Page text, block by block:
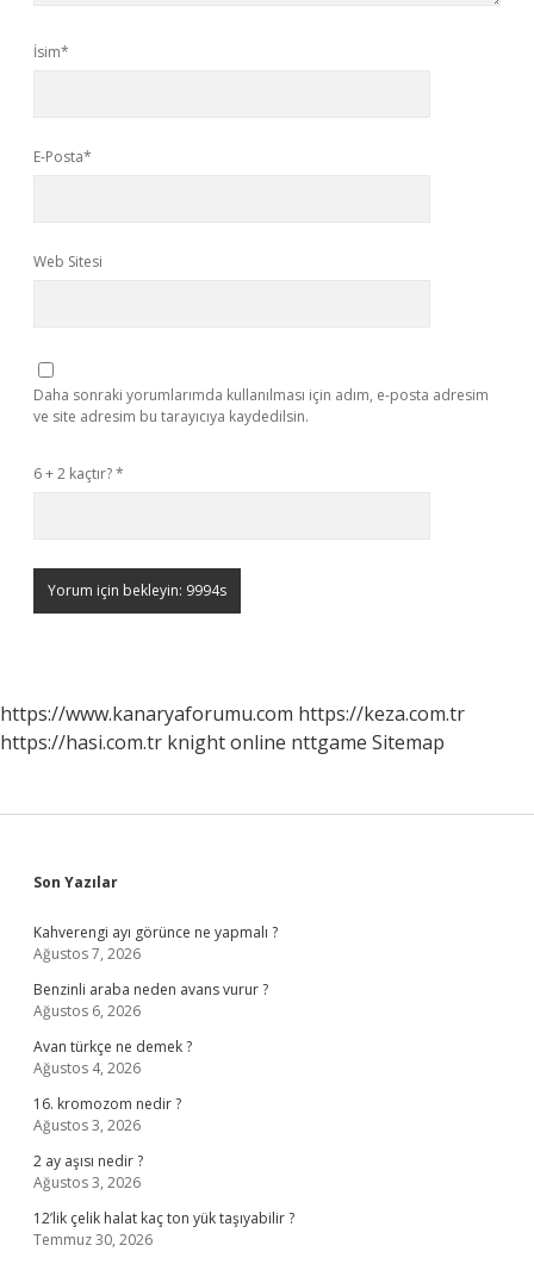
İsim*
E-Posta*
Web Sitesi
Daha sonraki yorumlarımda kullanılması için adım, e-posta adresim
ve site adresim bu tarayıcıya kaydedilsin.
6 + 2 kaçtır?*
https://www.kanaryaforumu.com https://keza.com.tr
https://hasi.com.tr knight online nttgame Sitemap
Sidebar
Son Yazılar
Kahverengi ayı görünce ne yapmalı ?
Ağustos 7, 2026
Benzinli araba neden avans vurur ?
Ağustos 6, 2026
Avan türkçe ne demek ?
Ağustos 4, 2026
16. kromozom nedir ?
Ağustos 3, 2026
2 ay aşısı nedir ?
Ağustos 3, 2026
12’lik çelik halat kaç ton yük taşıyabilir ?
Temmuz 30, 2026